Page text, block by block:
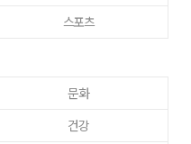
스포츠
문화
건강